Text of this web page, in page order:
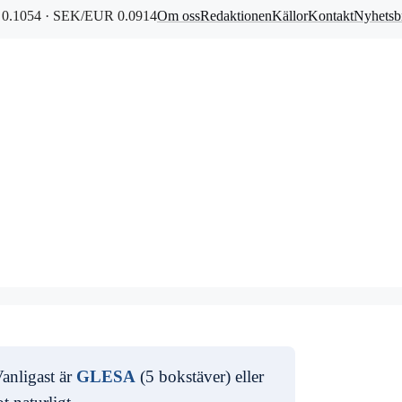
· SEK/EUR 0.0914Om ossRedaktionenKällorKontakt
är GLESA (5 bokstäver) eller